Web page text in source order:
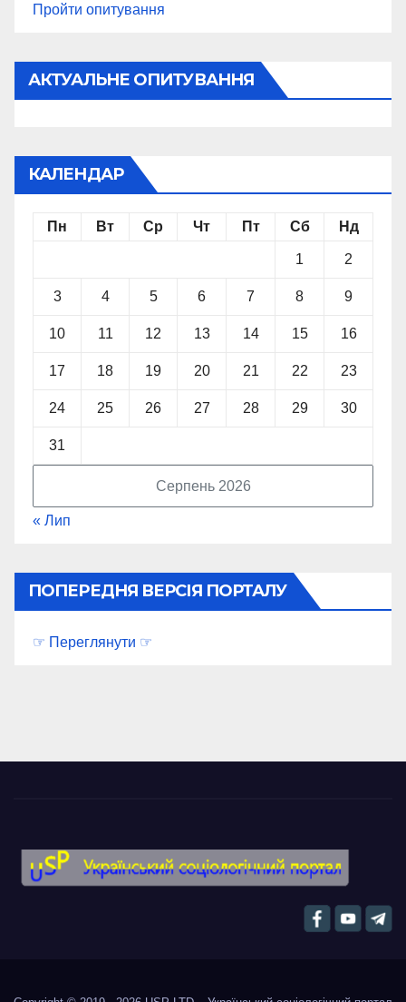
Пройти опитування
АКТУАЛЬНЕ ОПИТУВАННЯ
КАЛЕНДАР
Серпень 2026
Пн Вт Ср Чт Пт Сб Нд
1 2
3 4 5 6 7 8 9
10 11 12 13 14 15 16
17 18 19 20 21 22 23
24 25 26 27 28 29 30
31
« Лип
ПОПЕРЕДНЯ ВЕРСІЯ ПОРТАЛУ
☞ Переглянути ☞